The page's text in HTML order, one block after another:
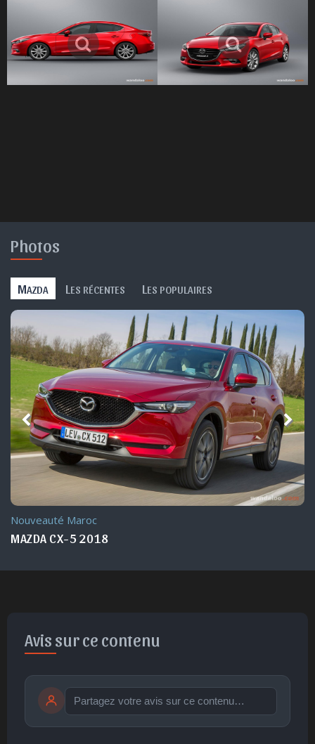
Photos
MAZDA L ES RÉCENTES L ES POPULAIRES
Nouveauté Maroc
MAZDA 6 2019
Avis sur ce contenu
publication immédiate Publier